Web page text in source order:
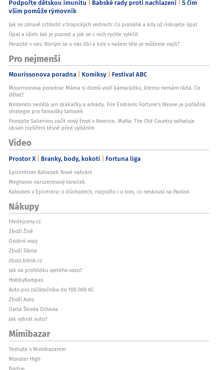
Podpořte dětskou imunitu Babské rady proti nachlazení S čím
vším pomůže rýmovník
Jak se zdravě zchladit v tropických vedrech: Co pomáhá a kdy už riskujete úpal
Úpal a úžeh: Jak je poznat a jak se z nich rychle vyléčit
Parazité v nás: Kterým se u nás líbí a kde v našem těle je můžeme najít?
Pro nejmenší
Mourissonova poradna Komiksy Festival ABC
Mourrisonova poradna: Máma si domů vodí kamarádku, kterou nemám ráda. Co
dělat?
Nintendo nedělá jen skákačky a arkády. Fire Emblem: Fortune's Weave je pořádná
strategie pro fanoušky tahovek
Pomozte Salierimu začít nový život v Americe. Mafia: The Old Country odhaluje
obsah rozšíření těsně před vydáním
Video
Prostor X Branky, body, kokoti Fortuna liga
Epicentrum Kalousek Nové nahrání
Meghanin narozeninový taneček
Kalousek v Epicentru: o důchodech, rozpočtu i o tom, co neskousl na Pavlovi
Nákupy
hledejceny.cz
Zboží Živě
Osobní vozy
Zboží Dáma
zbozi.blesk.cz
Jak na prohlídku ojetého vozu?
HobbyKompas
Auto pro začátečníka do 100 000 Kč
Zboží Auto
Ojetá Škoda Octavia
Jak vybrat auto?
Mimibazar
Testujte s Mimibazarem
Monster High